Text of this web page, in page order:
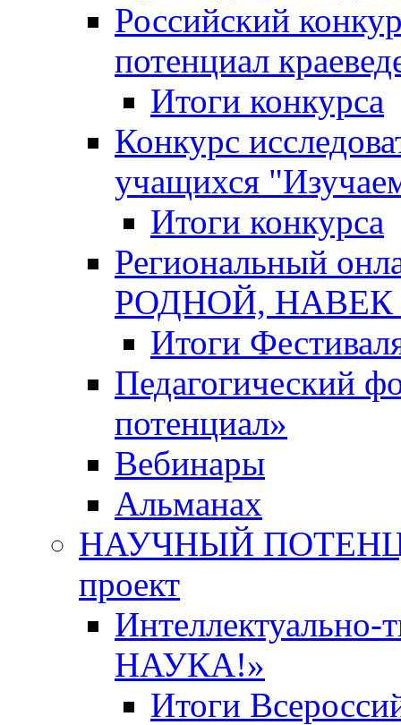
Российский
потенциал
Итоги конкурса
Конкурс
учащихся
Итоги конкурса
Региональный
РОДНОЙ,
Итоги
Педагогический
потенциал»
Вебинары
Альманах
НАУЧНЫЙ
проект
НАУКА!»
Итоги